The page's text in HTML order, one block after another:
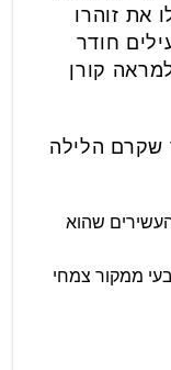
את זוהרו
חודר
קורן
שקרם הלילה
שהוא
ממקור צמחי